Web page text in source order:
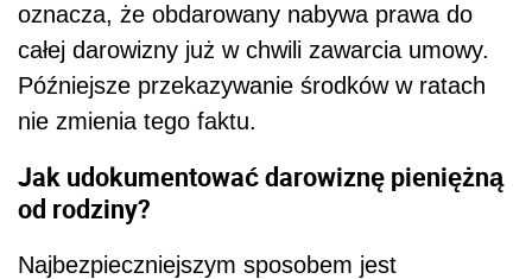
oznacza, że obdarowany nabywa prawa do
całej darowizny już w chwili zawarcia umowy.
Późniejsze przekazywanie środków w ratach
nie zmienia tego faktu.
Jak udokumentować darowiznę pieniężną
od rodziny?
Najbezpieczniejszym sposobem jest